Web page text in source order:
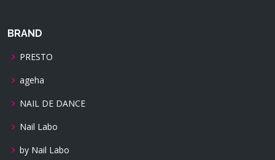
BRAND
PRESTO
ageha
NAIL DE DANCE
Nail Labo
by Nail Labo